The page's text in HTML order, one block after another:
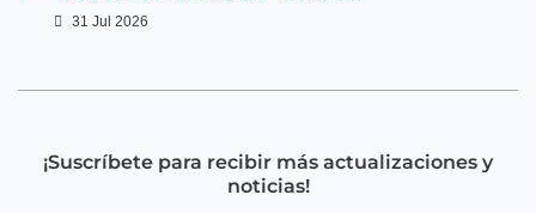
31 Jul 2026
¡Suscríbete para recibir más actualizaciones y
noticias!